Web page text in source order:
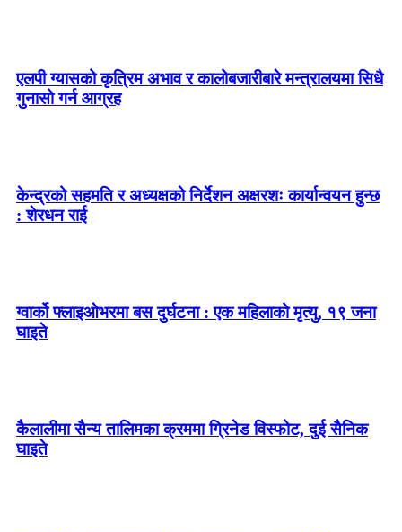
एलपी ग्यासको कृत्रिम अभाव र कालोबजारीबारे मन्त्रालयमा सिधै
गुनासो गर्न आग्रह
केन्द्रको सहमति र अध्यक्षको निर्देशन अक्षरशः कार्यान्वयन हुन्छ
: शेरधन राई
ग्वार्को फ्लाइओभरमा बस दुर्घटना : एक महिलाको मृत्यु, १९ जना
घाइते
कैलालीमा सैन्य तालिमका क्रममा ग्रिनेड विस्फोट, दुई सैनिक
घाइते